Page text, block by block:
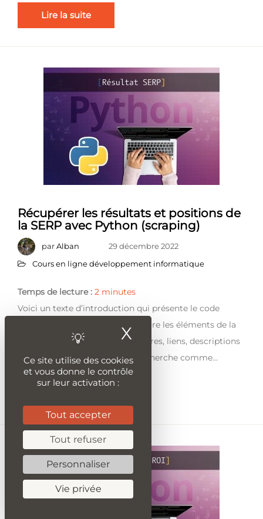
Lire la suite
Récupérer les résultats et positions de
la SERP avec Python (scraping)
parAlban
29 décembre 2022
Cours en ligne développement informatique
Temps de lecture : 2 minutes
Voici un texte d’introduction qui présente le code
Python que j’ai fourni pour extraire les éléments de la
SERP (résultats de recherche, titres, liens, descriptions
et positions) d’un moteur de recherche comme…
Ce site utilise des cookies
et vous donne le contrôle
sur leur activation :
Tout accepter
Tout refuser
Personnaliser
Vie privée
X Masquer le